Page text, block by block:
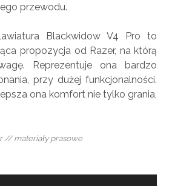
przewodu.
Blackwidow V4 Pro to
propozycja od Razer, na którą
Reprezentuje ona bardzo
przy dużej funkcjonalności.
ona komfort nie tylko grania,
// materiały prasowe